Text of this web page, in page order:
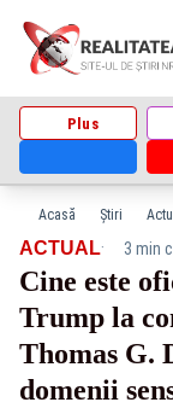
Plus
Acasă Știri
ACTUAL· 3 min
Cine este
Trump la
Thomas G.
domenii